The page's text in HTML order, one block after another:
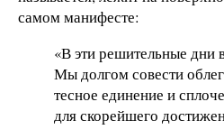
самом манифесте:
«В эти решительные дни
Мы долгом совести
тесное единение и
для скорейшего